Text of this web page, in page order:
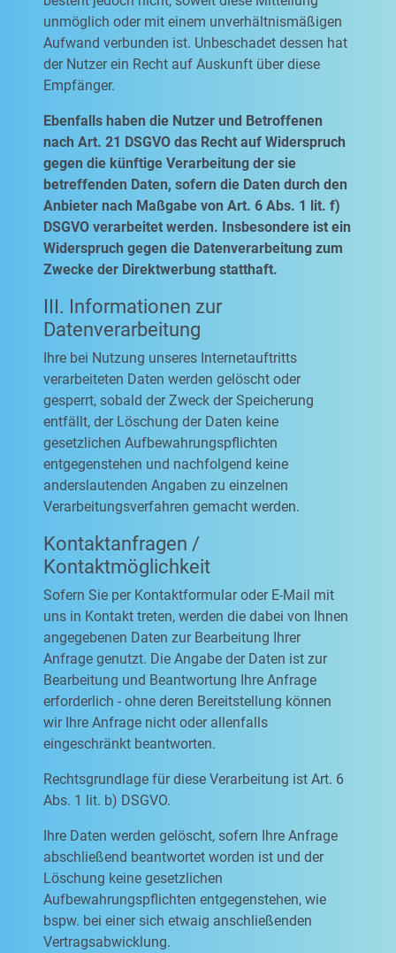
unmöglich oder mit einem unverhältnismäßigen
Aufwand verbunden ist. Unbeschadet dessen hat
der Nutzer ein Recht auf Auskunft über diese
Empfänger.
Ebenfalls haben die Nutzer und Betroffenen
nach Art. 21 DSGVO das Recht auf Widerspruch
gegen die künftige Verarbeitung der sie
betreffenden Daten, sofern die Daten durch den
Anbieter nach Maßgabe von Art. 6 Abs. 1 lit. f)
DSGVO verarbeitet werden. Insbesondere ist ein
Widerspruch gegen die Datenverarbeitung zum
Zwecke der Direktwerbung statthaft.
III. Informationen zur
Datenverarbeitung
Ihre bei Nutzung unseres Internetauftritts
verarbeiteten Daten werden gelöscht oder
gesperrt, sobald der Zweck der Speicherung
entfällt, der Löschung der Daten keine
gesetzlichen Aufbewahrungspflichten
entgegenstehen und nachfolgend keine
anderslautenden Angaben zu einzelnen
Verarbeitungsverfahren gemacht werden.
Kontaktanfragen /
Kontaktmöglichkeit
Sofern Sie per Kontaktformular oder E-Mail mit
uns in Kontakt treten, werden die dabei von Ihnen
angegebenen Daten zur Bearbeitung Ihrer
Anfrage genutzt. Die Angabe der Daten ist zur
Bearbeitung und Beantwortung Ihre Anfrage
erforderlich - ohne deren Bereitstellung können
wir Ihre Anfrage nicht oder allenfalls
eingeschränkt beantworten.
Rechtsgrundlage für diese Verarbeitung ist Art. 6
Abs. 1 lit. b) DSGVO.
Ihre Daten werden gelöscht, sofern Ihre Anfrage
abschließend beantwortet worden ist und der
Löschung keine gesetzlichen
Aufbewahrungspflichten entgegenstehen, wie
bspw. bei einer sich etwaig anschließenden
Vertragsabwicklung.